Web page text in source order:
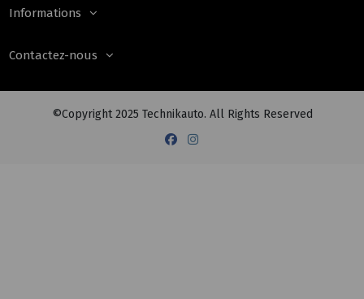
Informations
Contactez-nous
©Copyright 2025 Technikauto. All Rights Reserved